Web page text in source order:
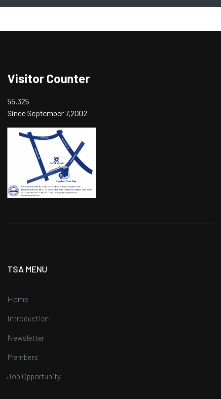
Visitor Counter
55,325
Since September 7,2002
TSA MENU
Home
Introduction
Newsletter
Members
Job Opportunity